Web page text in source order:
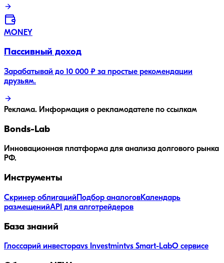
MONEY
Пассивный доход
Зарабатывай до 10 000 ₽ за простые рекомендации
друзьям.
Реклама. Информация о рекламодателе по ссылкам
Bonds-Lab
Инновационная платформа для анализа долгового рынка
РФ.
Инструменты
Скринер облигаций Подбор аналоговКалендарь
размещенийAPI для алготрейдеров
База знаний
Глоссарий инвестораvs Investmintvs Smart-LabО сервисе